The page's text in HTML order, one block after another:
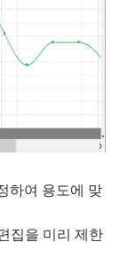
하여 용도에 맞
집을 미리 제한